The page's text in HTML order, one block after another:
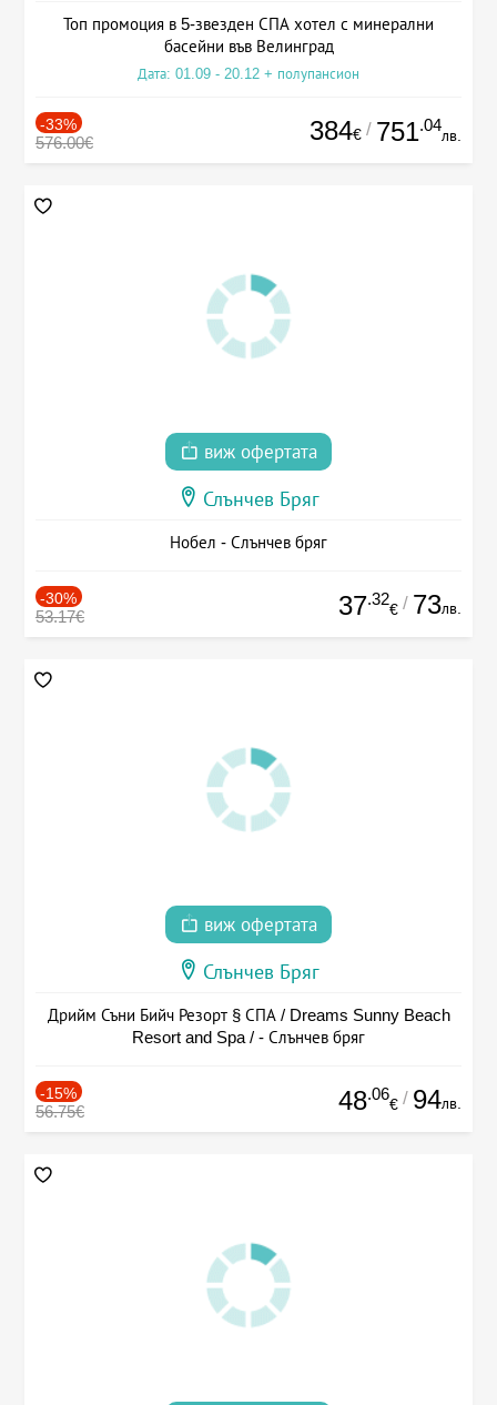
Топ промоция в 5-звезден СПА хотел с минерални
басейни във Велинград
Дата: 01.09 - 20.12 + полупансион
-33%
576.00€ 384€ / 751.04
лв.
виж офертата
Слънчев Бряг
Нобел - Слънчев бряг
-30%
53.17€ 37.32
€ / 73лв.
виж офертата
Слънчев Бряг
Дрийм Съни Бийч Резорт § СПА / Dreams Sunny Beach
Resort and Spa / - Слънчев бряг
-15%
56.75€ 48.06
€ / 94лв.